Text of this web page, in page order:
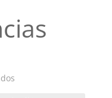
Ordenado